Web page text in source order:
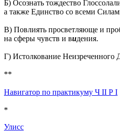
Б) Осознать тождество
а также Единство со всеми
В) Повлиять просветляюще и
на сферы чувств и видения.
Г) Истолкование Неизреченного
**
Навигатор по практикуму Ч II Р I
*
Улисс